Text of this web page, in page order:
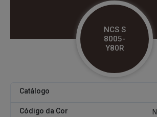
NCS S
8005-
Y80R
Catálogo
Código da Cor